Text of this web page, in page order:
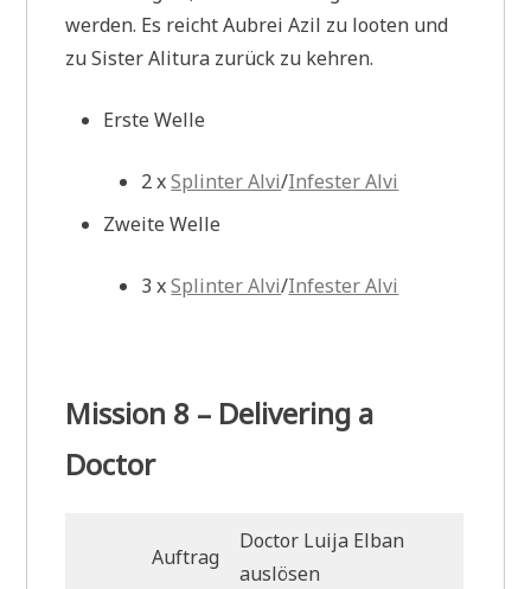
werden. Es reicht Aubrei Azil zu looten und
zu Sister Alitura zurück zu kehren.
Erste Welle
2 xSplinter Alvi/Infester Alvi
Zweite Welle
3 xSplinter Alvi/Infester Alvi
Mission 8 – Delivering a
Doctor
Auftrag
Doctor Luija Elban
auslösen